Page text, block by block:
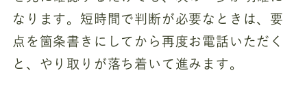
なります。短時間で判断が必要なときは、要
点を箇条書きにしてから再度お電話いただく
と、やり取りが落ち着いて進みます。